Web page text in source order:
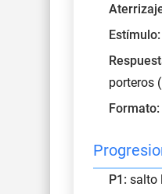
Estímulo:
porteros
Formato:
P1: salto